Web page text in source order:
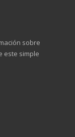
sobre
este simple